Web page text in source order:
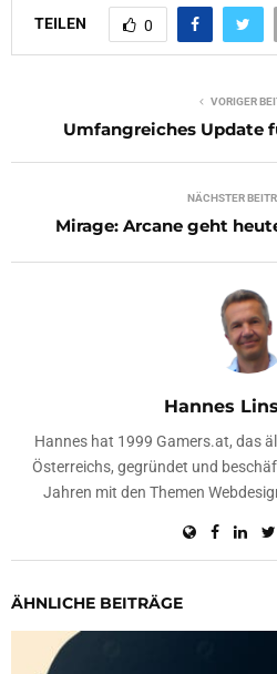
TEILEN 0
VORIGER
Umfangreiches Update
NÄCHSTER
Mirage: Arcane geht
Hannes
Hannes hat 1999 Gamers.at, das
Österreichs, gegründet und
Jahren mit den Themen
ÄHNLICHE BEITRÄGE